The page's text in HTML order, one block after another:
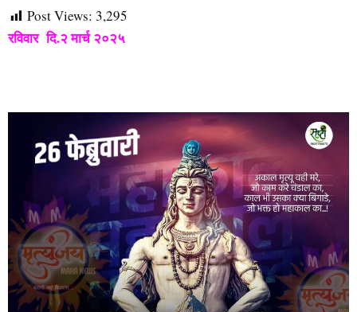
Post Views: 3,295
रविवार दि.२ मार्च २०२५